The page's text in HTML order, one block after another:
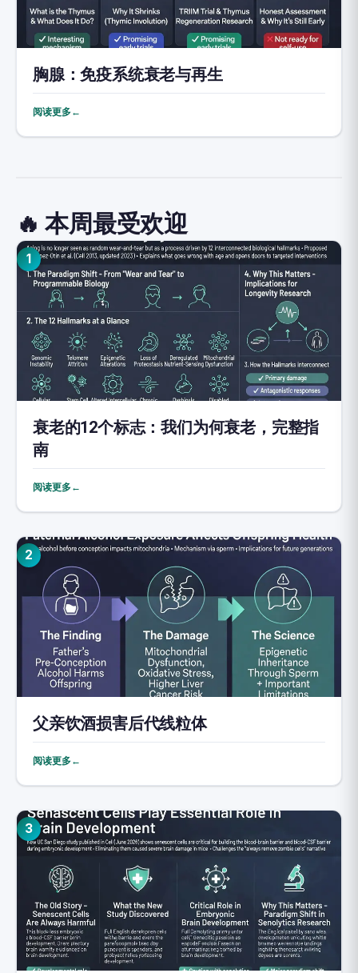
胸腺：免疫系统衰老与再生
阅读更多←
🔥 本周最受欢迎
1
衰老的12个标志：我们为何衰老，完整指
南
阅读更多←
2
父亲饮酒损害后代线粒体
阅读更多←
3